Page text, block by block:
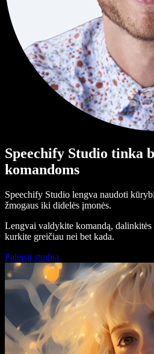
Speechify Studio tinka
komandoms
Speechify Studio lengva naudoti
žmogaus iki didelės įmonės.
Lengvai valdykite komandą,
kurkite greičiau nei bet kada.
Paleisti studiją